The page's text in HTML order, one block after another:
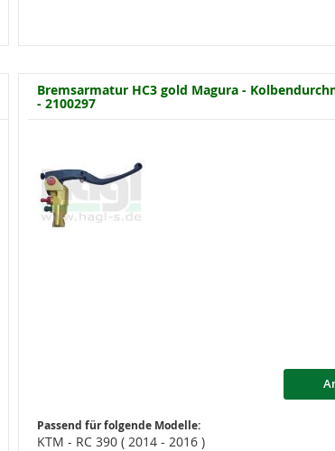
Bremsarmatur HC3 gold Magura -
- 2100297
Passend für folgende Modelle:
KTM - RC 390 ( 2014 - 2016 )